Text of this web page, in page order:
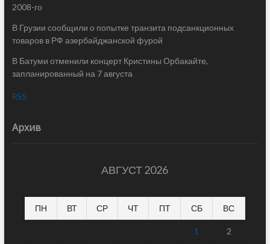
2008-го
В Грузии сообщили о попытке транзита подсанкционных
товаров в РФ азербайджанской фурой
В Батуми отменили концерт Кристины Орбакайте,
запланированный на 7 августа
RSS
Архив
АВГУСТ 2026
ПН ВТ СР ЧТ ПТ СБ ВС
1 2